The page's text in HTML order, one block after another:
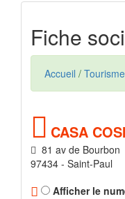
Fiche
Accueil /
CASA COSI
81 av de Bourbon
97434 - Saint-Paul
Afficher le